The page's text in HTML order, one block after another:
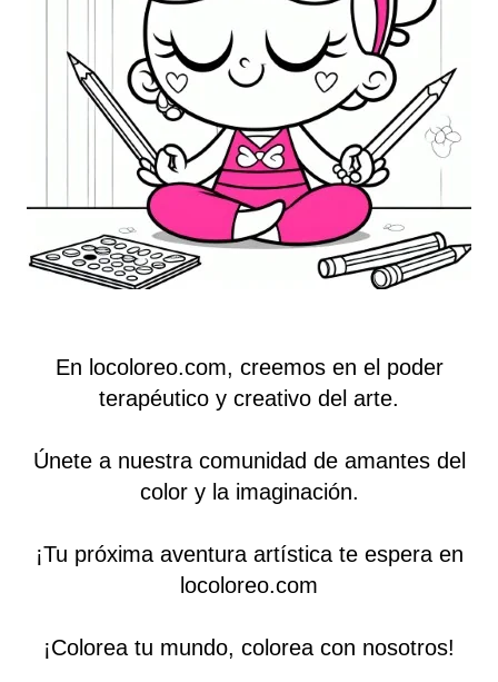
En locoloreo.com, creemos en el poder
terapéutico y creativo del arte.
Únete a nuestra comunidad de amantes del
color y la imaginación.
¡Tu próxima aventura artística te espera en
locoloreo.com
¡Colorea tu mundo, colorea con nosotros!